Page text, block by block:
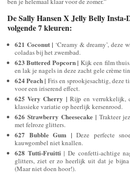
De Sally Hansen X Jelly Belly Insta-
volgende 7 kleuren:
621 Coconut | ‘Creamy & dreamy’, deze
coladas bij het zwembad.
623 Buttered Popcorn | Kijk een film
en lak je nagels in deze zacht gele crème
624 Peach | Fris en sprookjesachtig, deze
voor een iriserend effect.
625 Very Cherry | Rijp en verrukkelijk,
klassieke variatie op heerlijk kersenrood.
626 Strawberry Cheesecake | Trakteer
met felroze glitters.
627 Bubble Gum | Deze perfecte
kauwgombel niet knallen.
628 Tutti-Fruitti| De confetti-achtige
glitters, ziet er zo heerlijk uit dat je
(Maar niet doen hoor!).